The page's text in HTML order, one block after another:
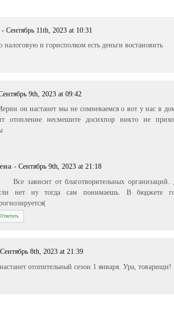
- Сентябрь 11th, 2023 at 10:31
налоговую и горисполком есть деньги востановить
9th, 2023 at 09:42
он настанет мы не сомневаемся о вот у нас в
отопление несмешите досихпор никто не
- Сентябрь 9th, 2023 at 21:18
Все зависит от благотворительных
нет ну тогда сам понимаешь. В бюджете
Ответить
Сентябрь 8th, 2023 at 21:39
отопительный сезон 1 января. Ура, товарищи!